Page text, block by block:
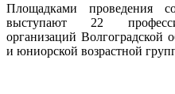
Площадками проведения
выступают 22
организаций Волгоградской
и юниорской возрастной